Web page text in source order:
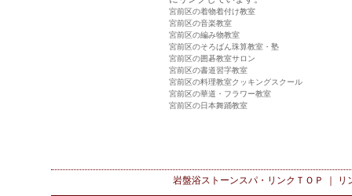
宮前区の着物着付け教室
宮前区の音楽教室
宮前区の編み物教室
宮前区のそろばん珠算教室・塾
宮前区の囲碁教室サロン
宮前区の書道習字教室
宮前区の料理教室クッキングスクール
宮前区の華道・フラワー教室
宮前区の日本舞踊教室
岩盤浴ストーンスパ・リンク ＴＯＰ ｜ リ